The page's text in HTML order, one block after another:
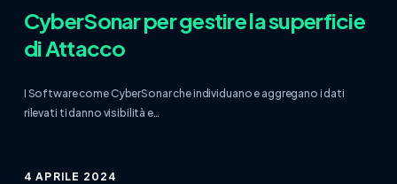
CyberSonar per gestire la superficie
di Attacco
I Software come CyberSonar che individuano e aggregano i dati
rilevati ti danno visibilità e…
4 APRILE 2024